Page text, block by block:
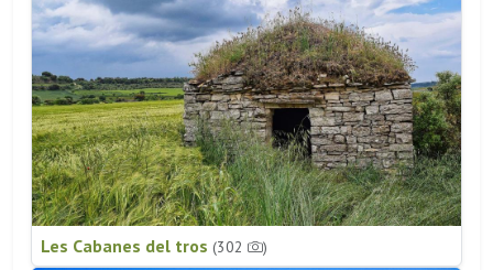
Les Cabanes del tros (302 )